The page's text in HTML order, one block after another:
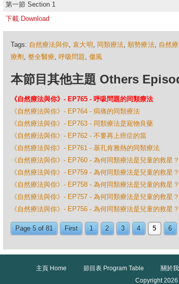
第一節 Section 1
下載 Download
Tags: 自然療法與你,袁大明 , 同類療法, 順勢療法, 自然
療劑 , 整全醫療, 呼吸問題, 傷風
本節目其他主題 Others
《自然療法與你》- EP765 - 呼吸問題的同類療法
《自然療法與你》- EP764 - 㾓痛的同類療法
《自然療法與你》- EP763 - 同類療法是寵物良藥
《自然療法與你》- EP762 - 不要再上癌症的當
《自然療法與你》- EP761 - 基孔肯雅熱的同類療法
《自然療法與你》- EP760 - 為何同類療法是兒童的救星？
《自然療法與你》- EP759 - 為何同類療法是兒童的救星？
《自然療法與你》- EP758 - 為何同類療法是兒童的救星？
《自然療法與你》- EP757 - 為何同類療法是兒童的救星？
《自然療法與你》- EP756 - 為何同類療法是兒童的救星？
Page 5 of 81 First 1 2 3 4 5 6
主頁 Home 節目表 Program Table 關於
Copyright